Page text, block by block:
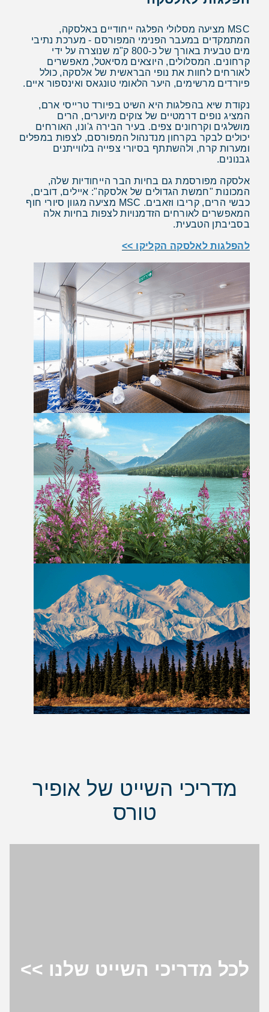
MSC מציעה מסלולי הפלגה ייחודיים באלסקה,
המתמקדים במעבר הפנימי המפורסם - מערכת נתיבי
מים טבעית באורך של כ-800 ק"מ שנוצרה על ידי
קרחונים. המסלולים, היוצאים מסיאטל, מאפשרים
לאורחים לחוות את נופי הבראשית של אלסקה, כולל
פיורדים מרשימים, היער הלאומי טונגאס ואינספור איים.
נקודת שיא בהפלגות היא השיט בפיורד טרייסי ארם,
המציג נופים דרמטיים של צוקים מיוערים, הרים
מושלגים וקרחונים צפים. בעיר הבירה ג'ונו, האורחים
יכולים לבקר בקרחון מנדנהול המפורסם, לצפות במפלים
ומערות קרח, ולהשתתף בסיורי צפייה בלווייתנים
גבנונים.
אלסקה מפורסמת גם בחיות הבר הייחודיות שלה,
המכונות "חמשת הגדולים של אלסקה": איילים, דובים,
כבשי הרים, קריבו וזאבים. MSC מציעה מגוון סיורי חוף
המאפשרים לאורחים הזדמנויות לצפות בחיות אלה
בסביבתן הטבעית.
להפלגות לאלסקה הקליקו >>
מדריכי השייט של אופיר
טורס
לכל מדריכי השייט שלנו >>